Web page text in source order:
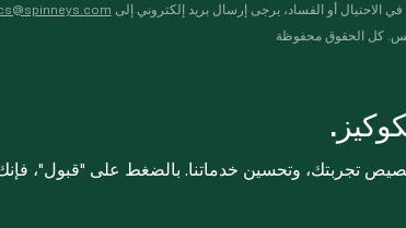
الاحتيال أو الفساد، يرجى إرسال بريد إلكتروني إلى
تجربتك، وتحسين خدماتنا. بالضغط على "قبول"،